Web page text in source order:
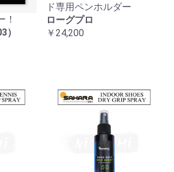
！
）
ド専用ペンホルダー
ローグプロ
￥24,200